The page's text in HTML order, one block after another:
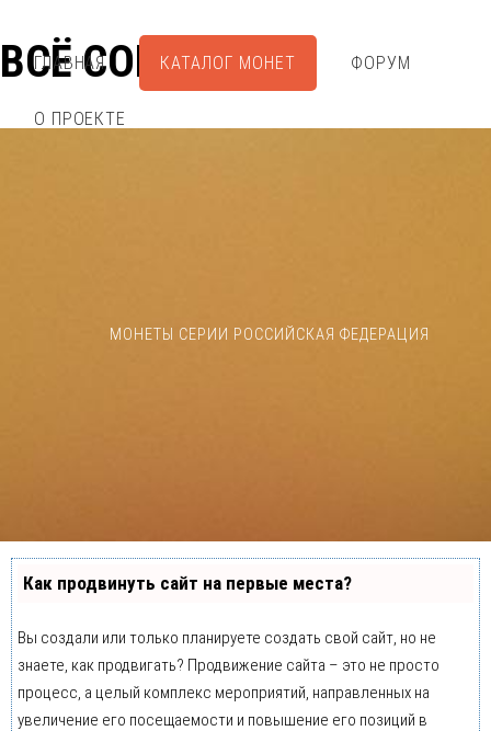
ВСЁ СОБРАЛ
ГЛАВНАЯ КАТАЛОГ МОНЕТ ФОРУМ
О ПРОЕКТЕ
МОНЕТЫ СЕРИИ РОССИЙСКАЯ ФЕДЕРАЦИЯ
Как продвинуть сайт на первые места?
Вы создали или только планируете создать свой сайт, но не
знаете, как продвигать? Продвижение сайта – это не просто
процесс, а целый комплекс мероприятий, направленных на
увеличение его посещаемости и повышение его позиций в